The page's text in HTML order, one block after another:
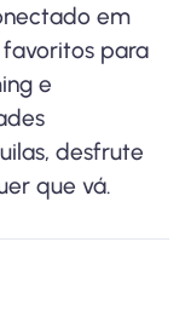
em
favoritos para
e
desfrute
que vá.